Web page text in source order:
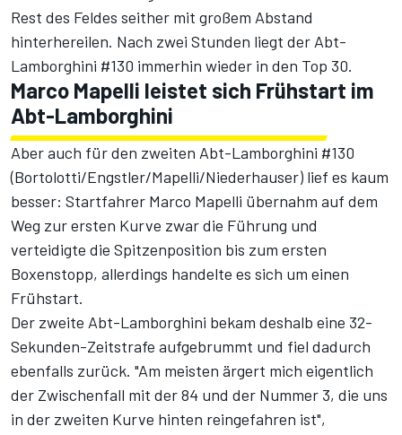
Rest des Feldes seither mit großem Abstand
hinterhereilen. Nach zwei Stunden liegt der Abt-
Lamborghini #130 immerhin wieder in den Top 30.
Marco Mapelli leistet sich Frühstart im
Abt-Lamborghini
Aber auch für den zweiten Abt-Lamborghini #130
(Bortolotti/Engstler/Mapelli/Niederhauser) lief es kaum
besser: Startfahrer Marco Mapelli übernahm auf dem
Weg zur ersten Kurve zwar die Führung und
verteidigte die Spitzenposition bis zum ersten
Boxenstopp, allerdings handelte es sich um einen
Frühstart.
Der zweite Abt-Lamborghini bekam deshalb eine 32-
Sekunden-Zeitstrafe aufgebrummt und fiel dadurch
ebenfalls zurück. "Am meisten ärgert mich eigentlich
der Zwischenfall mit der 84 und der Nummer 3, die uns
in der zweiten Kurve hinten reingefahren ist",